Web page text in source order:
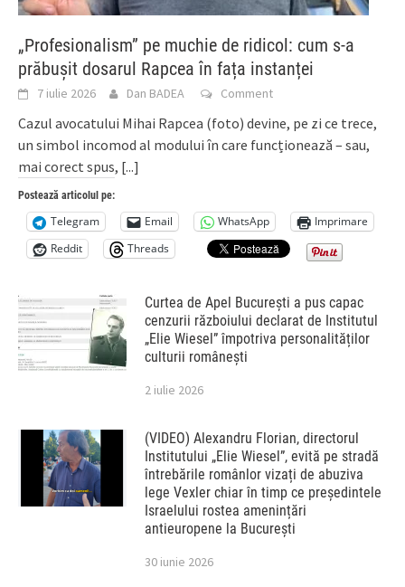
„Profesionalism” pe muchie de ridicol: cum s-a
prăbușit dosarul Rapcea în fața instanței
7 iulie 2026 Dan BADEA Comment
Cazul avocatului Mihai Rapcea (foto) devine, pe zi ce trece,
un simbol incomod al modului în care funcționează – sau,
mai corect spus, [...]
Postează articolul pe:
Telegram Email WhatsApp
Imprimare
Reddit
Threads
Curtea de Apel București a pus capac
cenzurii războiului declarat de Institutul
„Elie Wiesel” împotriva personalităților
culturii românești
2 iulie 2026
(VIDEO) Alexandru Florian, directorul
Institutului „Elie Wiesel”, evită pe stradă
întrebările românlor vizați de abuziva
lege Vexler chiar în timp ce președintele
Israelului rostea amenințări
antieuropene la București
30 iunie 2026